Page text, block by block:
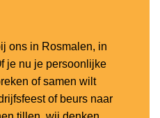
ons in Rosmalen, in
je nu je persoonlijke
of samen wilt
of beurs naar